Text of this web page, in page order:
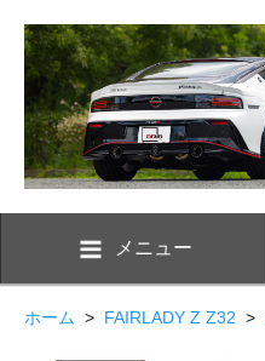
メニュー
ホーム > FAIRLADY Z Z32 >